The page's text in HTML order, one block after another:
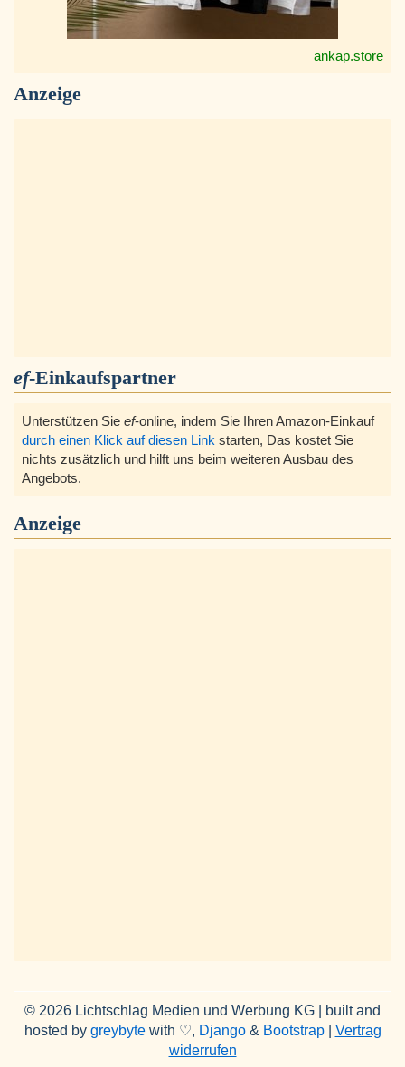
ankap.store
Anzeige
ef-Einkaufspartner
Unterstützen Sie ef-online, indem Sie Ihren Amazon-Einkauf
durch einen Klick auf diesen Link starten, Das kostet Sie
nichts zusätzlich und hilft uns beim weiteren Ausbau des
Angebots.
Anzeige
© 2026 Lichtschlag Medien und Werbung KG | built and
hosted by greybytewith ♡, Django& Bootstrap| Vertrag
widerrufen